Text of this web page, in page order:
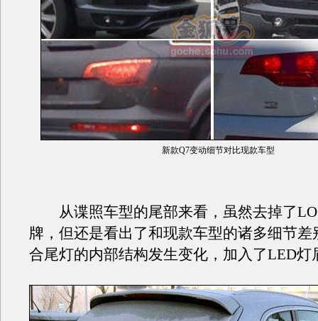
新款Q7变动细节对比现款车型
从谍照车型的尾部来看，虽然去掉了
牌，但还是看出了和现款车型的诸多细节差
合尾灯的内部结构发生变化，加入了LED灯